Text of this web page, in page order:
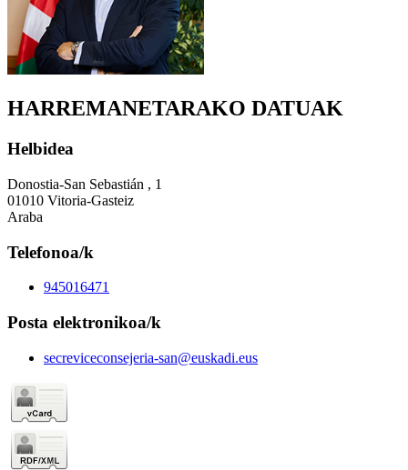
HARREMANETARAKO DATUAK
Helbidea
Donostia-San Sebastián , 1
01010 Vitoria-Gasteiz
Araba
Telefonoa/k
945016471
Posta elektronikoa/k
secreviceconsejeria-san@euskadi.eus